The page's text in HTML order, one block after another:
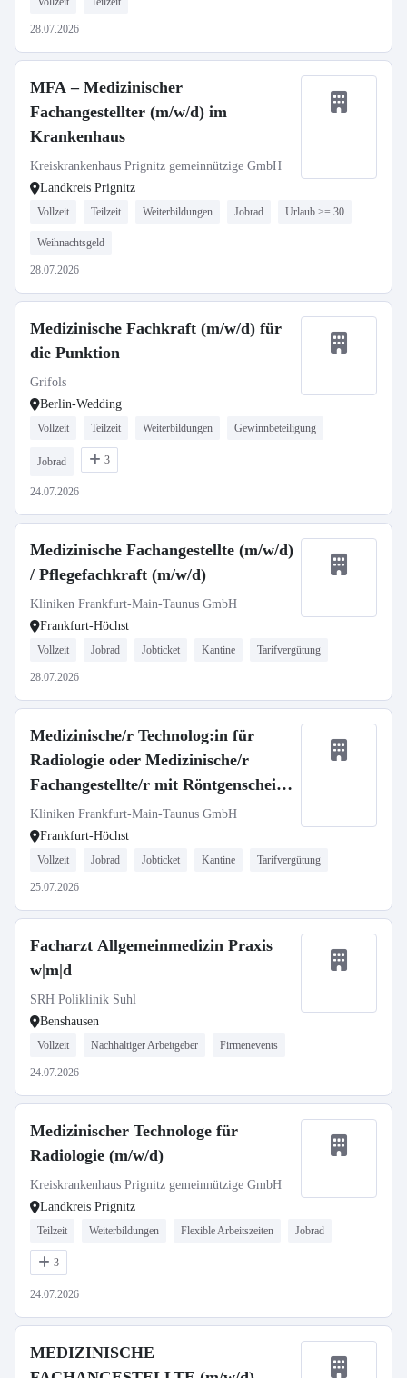
28.07.2026
MFA – Medizinischer
Fachangestellter (m/w/d) im
Krankenhaus
Kreiskrankenhaus Prignitz gemeinnützige GmbH
Landkreis Prignitz
Vollzeit Teilzeit Weiterbildungen Jobrad Urlaub >= 30
Weihnachtsgeld
28.07.2026
Medizinische Fachkraft (m/w/d) für
die Punktion
Grifols
Berlin-Wedding
Vollzeit Teilzeit Weiterbildungen Gewinnbeteiligung
Jobrad 3
24.07.2026
Medizinische Fachangestellte (m/w/d)
/ Pflegefachkraft (m/w/d)
Kliniken Frankfurt-Main-Taunus GmbH
Frankfurt-Höchst
Vollzeit Jobrad Jobticket Kantine Tarifvergütung
28.07.2026
Medizinische/r Technolog:in für
Radiologie oder Medizinische/r
Fachangestellte/r mit Röntgenschein
(m/w/d)
Kliniken Frankfurt-Main-Taunus GmbH
Frankfurt-Höchst
Vollzeit Jobrad Jobticket Kantine Tarifvergütung
25.07.2026
Facharzt Allgemeinmedizin Praxis
w|m|d
SRH Poliklinik Suhl
Benshausen
Vollzeit Nachhaltiger Arbeitgeber Firmenevents
24.07.2026
Medizinischer Technologe für
Radiologie (m/w/d)
Kreiskrankenhaus Prignitz gemeinnützige GmbH
Landkreis Prignitz
Teilzeit Weiterbildungen Flexible Arbeitszeiten Jobrad
3
24.07.2026
MEDIZINISCHE